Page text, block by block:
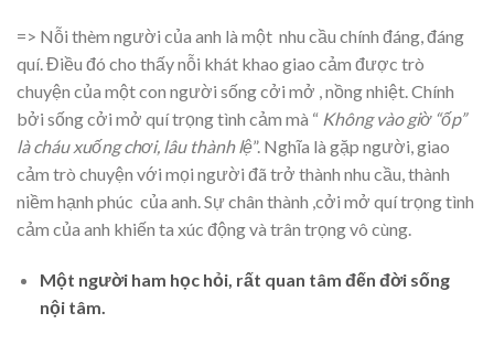
=> Nỗi thèm người của anh là một nhu cầu chính đáng, đáng
quí. Điều đó cho thấy nỗi khát khao giao cảm được trò
chuyện của một con người sống cởi mở , nồng nhiệt. Chính
bởi sống cởi mở quí trọng tình cảm mà “ Không vào giờ “ốp”
là cháu xuống chơi, lâu thành lệ”. Nghĩa là gặp người, giao
cảm trò chuyện với mọi người đã trở thành nhu cầu, thành
niềm hạnh phúc của anh. Sự chân thành ,cởi mở quí trọng tình
cảm của anh khiến ta xúc động và trân trọng vô cùng.
Một người ham học hỏi, rất quan tâm đến đời sống
nội tâm.